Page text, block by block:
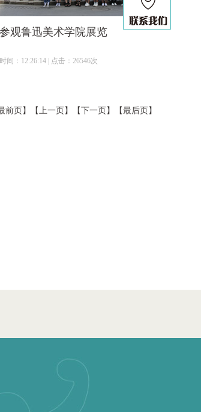
参观鲁迅美术学院展览
时间：12:26:14 | 点击：26546次
前页】【上一页】【下一页】【最后页】